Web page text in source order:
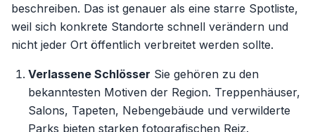
beschreiben. Das ist genauer als eine starre Spotliste,
weil sich konkrete Standorte schnell verändern und
nicht jeder Ort öffentlich verbreitet werden sollte.
Verlassene Schlösser Sie gehören zu den
bekanntesten Motiven der Region. Treppenhäuser,
Salons, Tapeten, Nebengebäude und verwilderte
Parks bieten starken fotografischen Reiz.